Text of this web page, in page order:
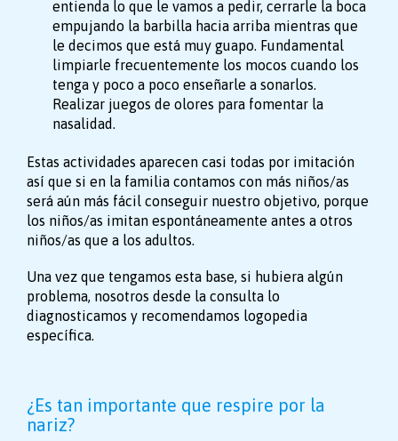
entienda lo que le vamos a pedir, cerrarle la boca
empujando la barbilla hacia arriba mientras que
le decimos que está muy guapo. Fundamental
limpiarle frecuentemente los mocos cuando los
tenga y poco a poco enseñarle a sonarlos.
Realizar juegos de olores para fomentar la
nasalidad.
Estas actividades aparecen casi todas por imitación
así que si en la familia contamos con más niños/as
será aún más fácil conseguir nuestro objetivo, porque
los niños/as imitan espontáneamente antes a otros
niños/as que a los adultos.
Una vez que tengamos esta base, si hubiera algún
problema, nosotros desde la consulta lo
diagnosticamos y recomendamos logopedia
específica.
¿Es tan importante que respire por la
nariz?